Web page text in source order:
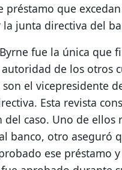
préstamo que
la junta directiva del
fue la única que
de los otros
el vicepresidente
Esta revista
del caso. Uno de
banco, otro aseguró
ese préstamo